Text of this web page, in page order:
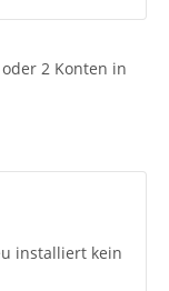
2 Konten in
installiert kein